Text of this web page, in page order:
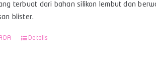
terbuat dari bahan silikon lembut dan
blister.
Details